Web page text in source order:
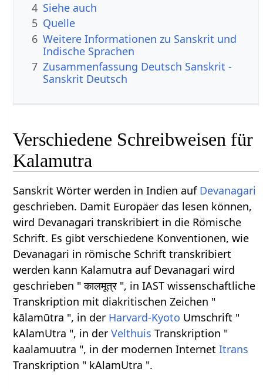
4 Siehe auch
5 Quelle
6 Weitere Informationen zu Sanskrit und
Indische Sprachen
7 Zusammenfassung Deutsch Sanskrit -
Sanskrit Deutsch
Verschiedene Schreibweisen für
Kalamutra
Sanskrit Wörter werden in Indien auf Devanagari
geschrieben. Damit Europäer das lesen können,
wird Devanagari transkribiert in die Römische
Schrift. Es gibt verschiedene Konventionen, wie
Devanagari in römische Schrift transkribiert
werden kann Kalamutra auf Devanagari wird
geschrieben " कालमूत्र ", in IAST wissenschaftliche
Transkription mit diakritischen Zeichen "
kālamūtra ", in der Harvard-Kyoto Umschrift "
kAlamUtra ", in derVelthuis Transkription "
kaalamuutra ", in der modernen InternetItrans
Transkription " kAlamUtra ".